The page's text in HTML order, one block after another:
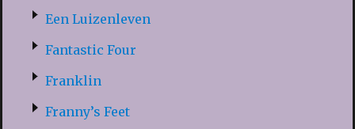
Een Luizenleven
Fantastic Four
Franklin
Franny’s Feet